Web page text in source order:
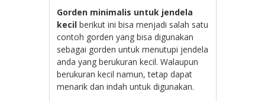
Gorden minimalis untuk jendela
kecil berikut ini bisa menjadi salah satu
contoh gorden yang bisa digunakan
sebagai gorden untuk menutupi jendela
anda yang berukuran kecil. Walaupun
berukuran kecil namun, tetap dapat
menarik dan indah untuk digunakan.